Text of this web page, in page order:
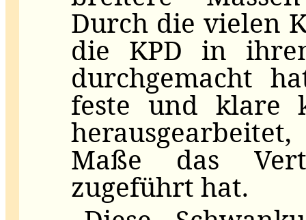
Durch die vielen
die KPD in
durchgemacht
feste und klare
Maße das
zugeführt hat.